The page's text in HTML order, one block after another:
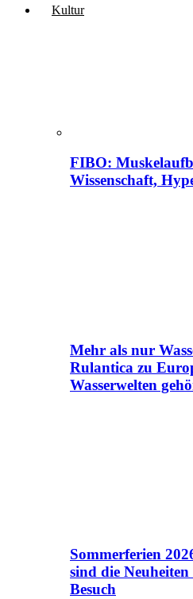
Kultur
FIBO:
Wissenschaft,
Mehr als nur
Rulantica zu
Wasserwelten
Sommerferien
sind die
Besuch